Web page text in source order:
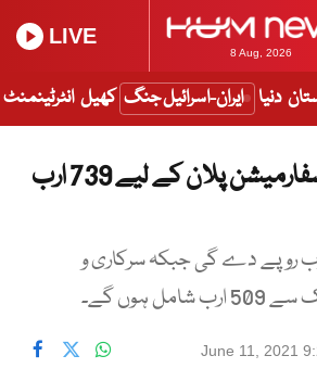
8 Aug, 2026
LIVE
دنیا ایران-اسرائیل جنگ کھیل انٹرٹینمنٹ
بجٹ: کراچی ٹرانسفارمیشن پلان کے لیے 739 ارب
حکومت 98 ارب روپے دے گی جبکہ سرکاری و
ہوں گے۔
June 11, 2021